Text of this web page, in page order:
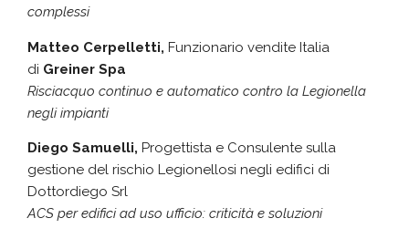
complessi
Matteo Cerpelletti, Funzionario vendite Italia
di Greiner Spa
Risciacquo continuo e automatico contro la Legionella
negli impianti
Diego Samuelli, Progettista e Consulente sulla
gestione del rischio Legionellosi negli edifici di
Dottordiego Srl
ACS per edifici ad uso ufficio: criticità e soluzioni